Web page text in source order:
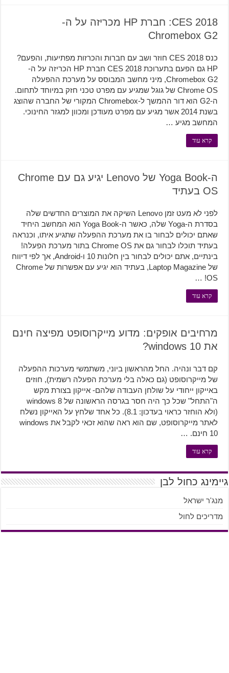
CES 2018: חברת HP מכריזה על ה-
Chromebox G2
כנס CES 2018 חוזר ושב עם חברות והכרזות מפתיעות, והפעם?
HP גם הפעם בתערוכת CES 2018 חברת HP הכריזה על ה-
Chromebox G2, מיני מחשב המבוסס על מערכת ההפעלה
Chrome OS של גוגל שמגיע עם מפרט טכני חזק במיוחד לתחום.
ה-G2 הוא דור ההמשך ל-Chromebox המקורי של החברה שהוצג
בשנת 2014 אשר מגיע עם מפרט מעודכן ומכוון למגזר החינוכי.
המחשב מגיע …
קרא עוד
ה-Yoga Book של Lenovo יגיע גם עם Chrome
OS בעתיד
לפני לא מעט זמן Lenovo השיקה את המוצרים החדשים שלה
בסדרת ה-Yoga שלה, כאשר ה-Yoga Book הוא המחשב היחיד
שאתם יכולים לבחור בו את מערכת ההפעלה שתגיע איתו, וכנראה
בעתיד תוכלו לבחור גם את Chrome OS בתור מערכת הפעלה!
בינתיים, אתם יכולים לבחור בין חלונות 10 ו-Android, אך לפי דיווח
של Laptop Magazine, בעתיד הוא יגיע עם אפשרות של Chrome
OS! …
קרא עוד
מרחיבים אופקים: מדוע מייקרוסופט מפיצה חינם
את windows 10?
קם דבר ונהיה. החל מהראשון ביוני, משתמשי מערכות ההפעלה
של מייקרוסופט (גם כאלה בלי מערכת הפעלה רשמית), חוזים
באייקון ייחודי על שולחן העבודה שלהם- אייקון בצורת מקש
ה"התחל" שכל כך היה חסר בגרסה הראשונה של windows 8
(ולא הוחזר כראוי בעדכון: 8.1). כל אחד שלחץ על האייקון נשלח
לאתר מייקרוסופט, שם הוא ראה שהוא זכאי לקבל את windows
10 חינם. …
קרא עוד
גיימינג כחול לבן
מנג'ר ישראל
מדריכים לחול